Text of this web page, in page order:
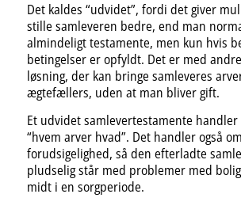
Det kaldes “udvidet”, fordi det giver
stille samleveren bedre, end man
almindeligt testamente, men kun hvis
betingelser er opfyldt. Det er med
løsning, der kan bringe samleveres
ægtefællers, uden at man bliver gift.
Et udvidet samlevertestamente handler
“hvem arver hvad”. Det handler også
forudsigelighed, så den efterladte
pludselig står med problemer med
midt i en sorgperiode.